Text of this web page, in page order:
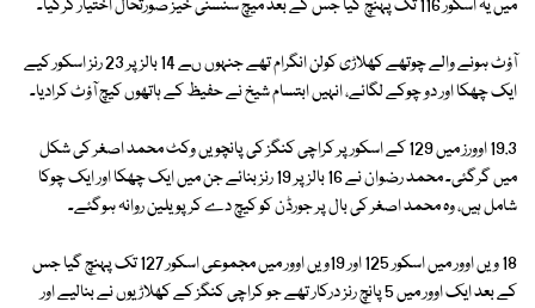
میں یہ اسکور 116 تک پہنچ گیا جس کے بعد میچ سنسنی خیز صورتحال اختیار کرگیا۔
آؤٹ ہونے والے چوتھے کھلاڑی کولن انگرام تھے جنہوں ںے 14 بالز پر 23 رنز اسکور کیے
ایک چھکا اور دو چوکے لگائے، انہیں ابتسام شیخ نے حفیظ کے ہاتھوں کیچ آؤٹ کرادیا۔
19.3 اوورز میں 129 کے اسکور پر کراچی کنگز کی پانچویں وکٹ محمد اصغر کی شکل
میں گرگئی۔ محمد رضوان نے 16 بالز پر 19 رنز بنائے جن میں ایک چھکا اور ایک چوکا
شامل ہیں، وہ محمد اصغر کی بال پر جورڈن کو کیچ دے کر پویلین روانہ ہوگئے۔
18 ویں اوور میں اسکور 125 اور 19ویں اوور میں مجموعی اسکور 127 تک پہنچ گیا جس
کے بعد ایک اوور میں 5 پانچ رنز درکار تھے جو کراچی کنگز کے کھلاڑیوں نے بنالیے اور